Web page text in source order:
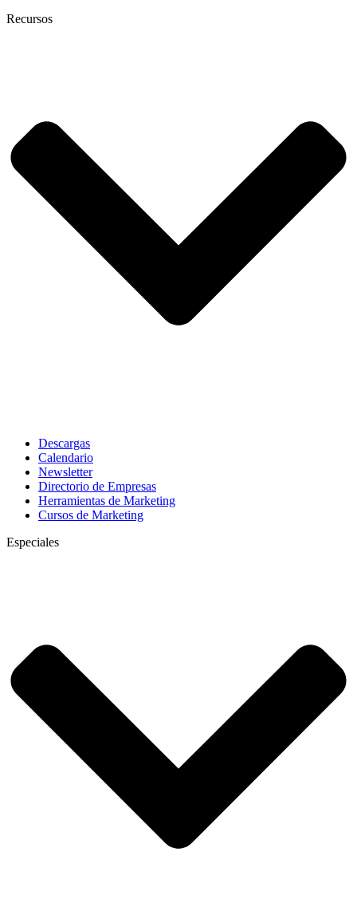
Recursos
Descargas
Calendario
Newsletter
Directorio de Empresas
Herramientas de Marketing
Cursos de Marketing
Especiales